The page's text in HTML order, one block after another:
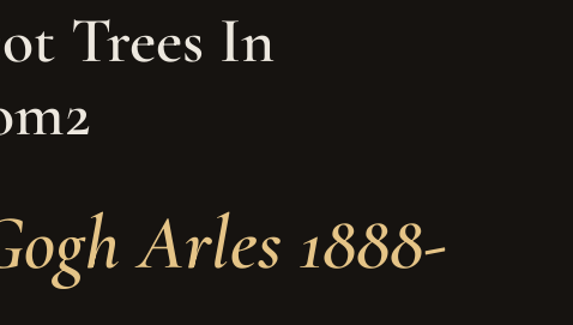
Trees In
Arles 1888-